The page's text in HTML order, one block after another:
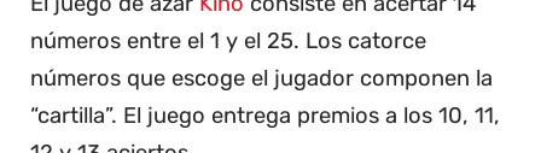
números entre el 1 y el 25. Los catorce
números que escoge el jugador componen la
“cartilla”. El juego entrega premios a los 10, 11,